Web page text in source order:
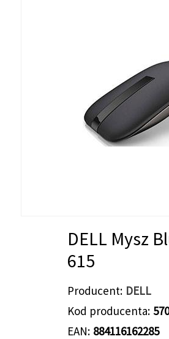
DELL Mysz
615
Producent DELL
Kod producenta
EAN 884116162285